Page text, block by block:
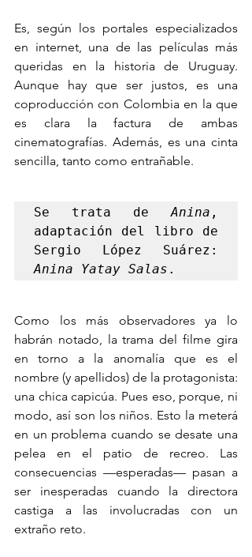
Es, según los portales especializados
en internet, una de las películas más
queridas en la historia de Uruguay.
Aunque hay que ser justos, es una
coproducción con Colombia en la que
es clara la factura de ambas
cinematografías. Además, es una cinta
sencilla, tanto como entrañable.
Se trata de Anina ,
adaptación del libro de
Anina Yatay Salas .
Como los más observadores ya lo
habrán notado, la trama del filme gira
en torno a la anomalía que es el
nombre (y apellidos) de la protagonista:
una chica capicúa. Pues eso, porque, ni
modo, así son los niños. Esto la meterá
en un problema cuando se desate una
pelea en el patio de recreo. Las
consecuencias —esperadas— pasan a
ser inesperadas cuando la directora
castiga a las involucradas con un
extraño reto.